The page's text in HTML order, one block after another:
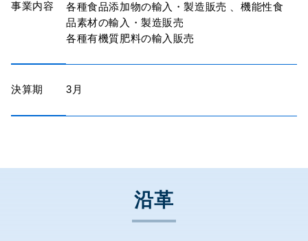
情
事業内容
各種食品添加物の輸入・製造販売 、機能性食
品素材の輸入・製造販売
各種有機質肥料の輸入販売
決算期 3月
沿革